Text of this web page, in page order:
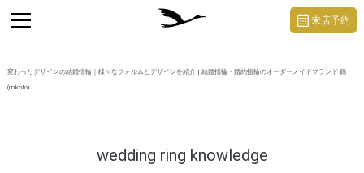
変わったデザインの結婚指輪｜様々なフォルムとデザインを紹介 | 結婚指輪・婚約指輪のオーダーメイドブランド 鶴
(mikoto)
wedding ring knowledge
toggle
navigation
来店予約